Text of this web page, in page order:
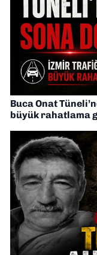
Buca Onat
büyük rahatlama